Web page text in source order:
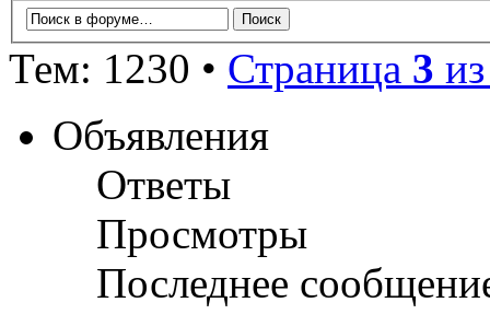
Тем: 1230 • Страница 3
Объявления
Ответы
Просмотры
Последнее